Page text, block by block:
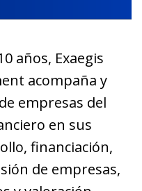
años, Exaegis
acompaña y
empresas del
en sus
financiación,
de empresas,